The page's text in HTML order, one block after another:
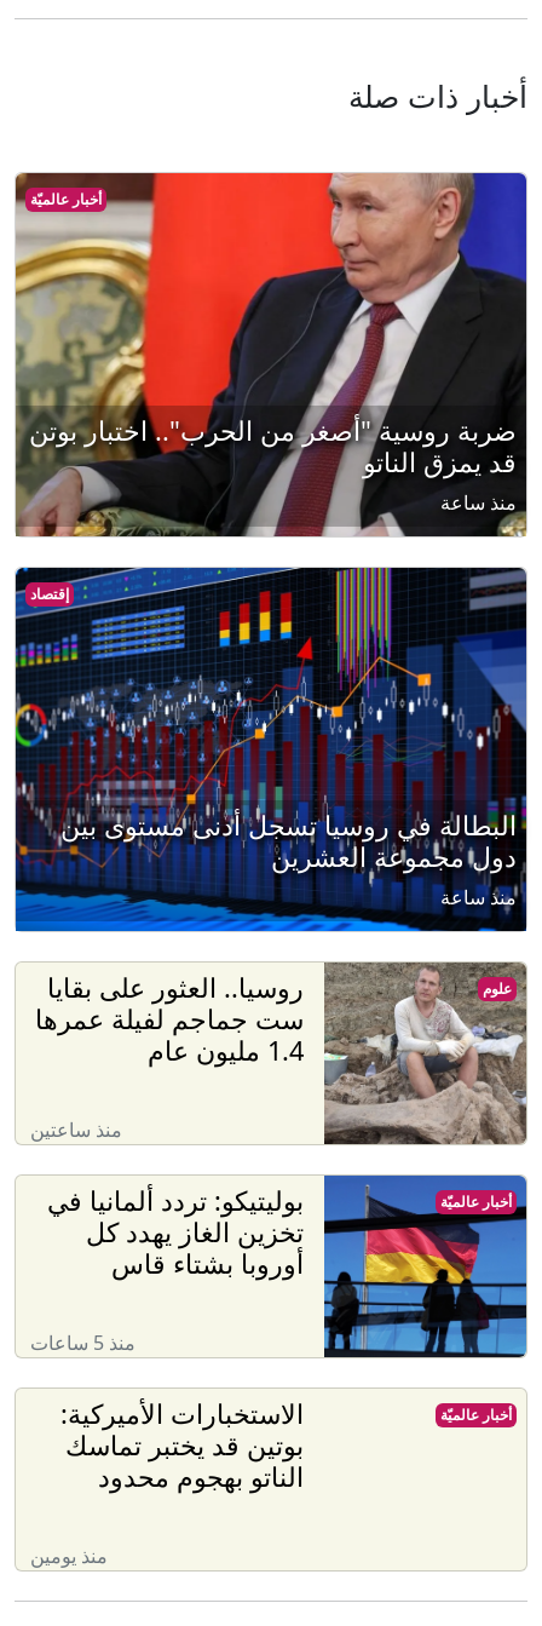
أخبار ذات صلة
أخبار عالميّة
ضربة روسية "أصغر من الحرب".. اختبار بوتن
قد يمزق الناتو
منذ ساعة
إقتصاد
البطالة في روسيا تسجل أدنى مستوى بين
دول مجموعة العشرين
منذ ساعة
روسيا.. العثور على بقايا
ست جماجم لفيلة عمرها
1.4 مليون عام
منذ ساعتين
علوم
بوليتيكو: تردد ألمانيا في
تخزين الغاز يهدد كل
أوروبا بشتاء قاس
منذ 5 ساعات
أخبار عالميّة
الاستخبارات الأميركية:
بوتين قد يختبر تماسك
الناتو بهجوم محدود
منذ يومين
أخبار عالميّة